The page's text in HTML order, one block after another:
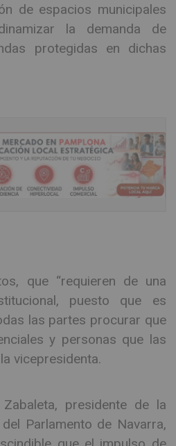
de espacios municipales
la demanda de
protegidas en dichas
que “requieren de una
puesto que es
las partes procurar que
y personas que las
vicepresidenta.
presidente de la
Parlamento de Navarra,